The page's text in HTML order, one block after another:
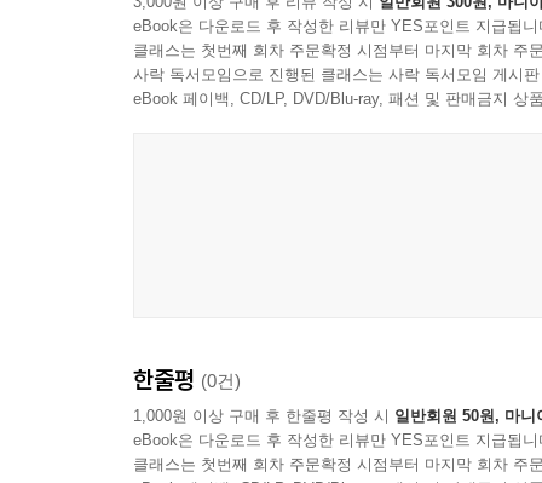
eBook은 다운로드 후 작성한 리뷰만 YES포인트 지급됩니
클래스는 첫번째 회차 주문확정 시점부터 마지막 회차 주
사락 독서모임으로 진행된 클래스는 사락 독서모임 게시
eBook 페이백, CD/LP, DVD/Blu-ray, 패션 및 판매금지 상
한줄평 (0건)
1,000원 이상 구매 후 한줄평 작성 시 일반회원 50원, 마니
eBook은 다운로드 후 작성한 리뷰만 YES포인트 지급됩니
클래스는 첫번째 회차 주문확정 시점부터 마지막 회차 주